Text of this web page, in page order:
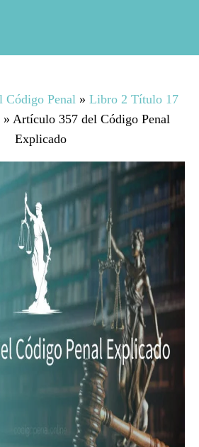
Código Penal » Libro 2 Título 17
» Artículo 357 del Código Penal
Explicado